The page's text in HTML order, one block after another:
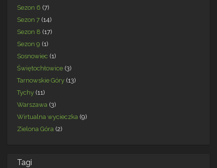
Sezon 6 (7)
Sezon 7 (14)
Sezon 8 (17)
Sezon 9 (1)
Sosnowiec (1)
Świętochłowice (3)
Tarnowskie Góry (13)
Tychy (11)
Warszawa (3)
Wirtualna wycieczka (9)
Zielona Góra (2)
Tagi